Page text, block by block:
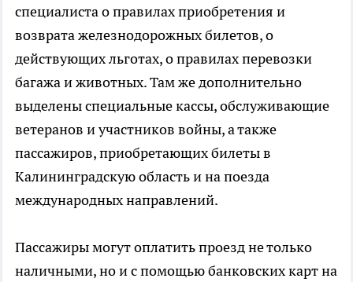
специалиста о правилах приобретения и
возврата железнодорожных билетов, о
действующих льготах, о правилах перевозки
багажа и животных. Там же дополнительно
выделены специальные кассы, обслуживающие
ветеранов и участников войны, а также
пассажиров, приобретающих билеты в
Калининградскую область и на поезда
международных направлений.
Пассажиры могут оплатить проезд не только
наличными, но и с помощью банковских карт на